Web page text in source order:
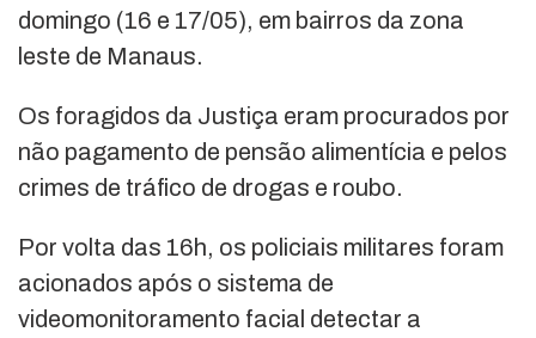
domingo (16 e 17/05), em bairros da zona
leste de Manaus.
Os foragidos da Justiça eram procurados por
não pagamento de pensão alimentícia e pelos
crimes de tráfico de drogas e roubo.
Por volta das 16h, os policiais militares foram
acionados após o sistema de
videomonitoramento facial detectar a